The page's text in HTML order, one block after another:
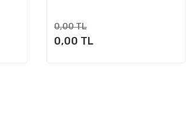
0,00 TL
0,00 TL